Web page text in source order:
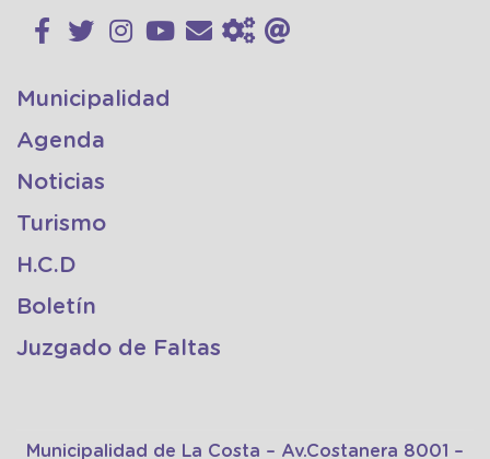
Municipalidad
Agenda
Noticias
Turismo
H.C.D
Boletín
Juzgado de Faltas
Municipalidad de La Costa – Av.Costanera 8001 –